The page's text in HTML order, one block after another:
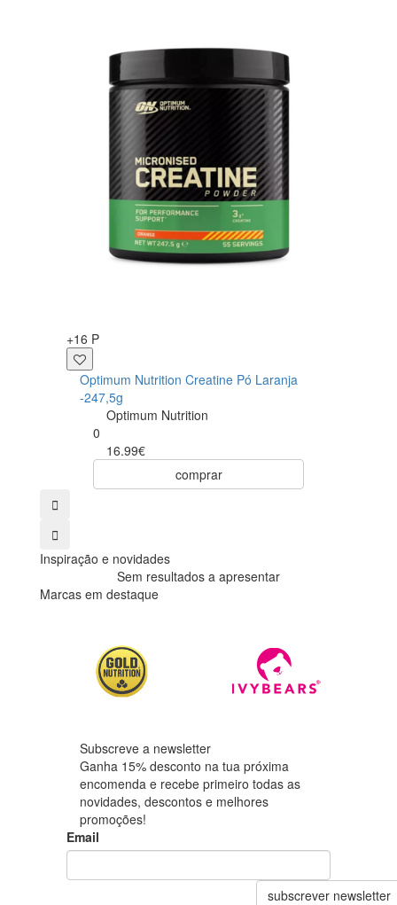
+16 P
Optimum Nutrition Creatine Pó Laranja
-247,5g
Optimum Nutrition
0
16.99€
comprar
Inspiração e novidades
Sem resultados a apresentar
Marcas em destaque
Subscreve a newsletter
Ganha 15% desconto na tua próxima
encomenda e recebe primeiro todas as
novidades, descontos e melhores
promoções!
Email
subscrever newsletter